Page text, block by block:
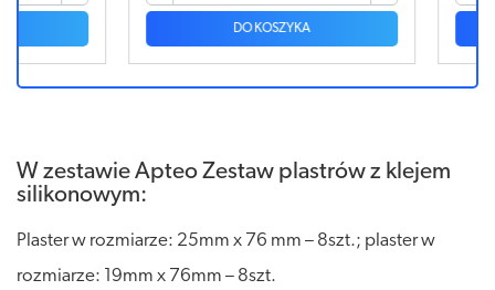
DO KOSZYKA
W zestawie Apteo Zestaw plastrów z klejem
silikonowym:
Plaster w rozmiarze: 25mm x 76 mm – 8szt.; plaster w
rozmiarze: 19mm x 76mm – 8szt.